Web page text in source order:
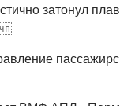
затонул